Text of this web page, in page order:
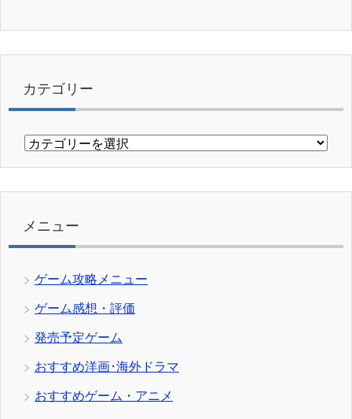
カテゴリー
カ
リ
メニュー
ゲーム攻略メニュー
ゲーム感想・評価
発売予定ゲーム
おすすめ洋画･海外ドラマ
おすすめゲーム・アニメ